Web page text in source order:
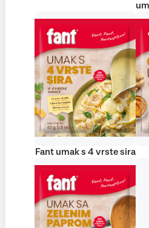
Fant umak s 4 vrste sira